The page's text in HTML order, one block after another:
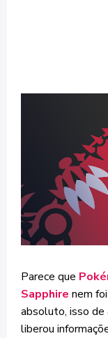
Parece que
Sapphire nem
absoluto, isso de
liberou